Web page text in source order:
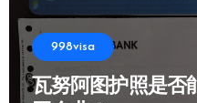
998visa
瓦努阿图护照是否